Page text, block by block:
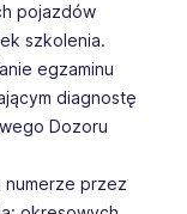
pojazdów
szkolenia.
egzaminu
diagnostę
Dozoru
numerze przez